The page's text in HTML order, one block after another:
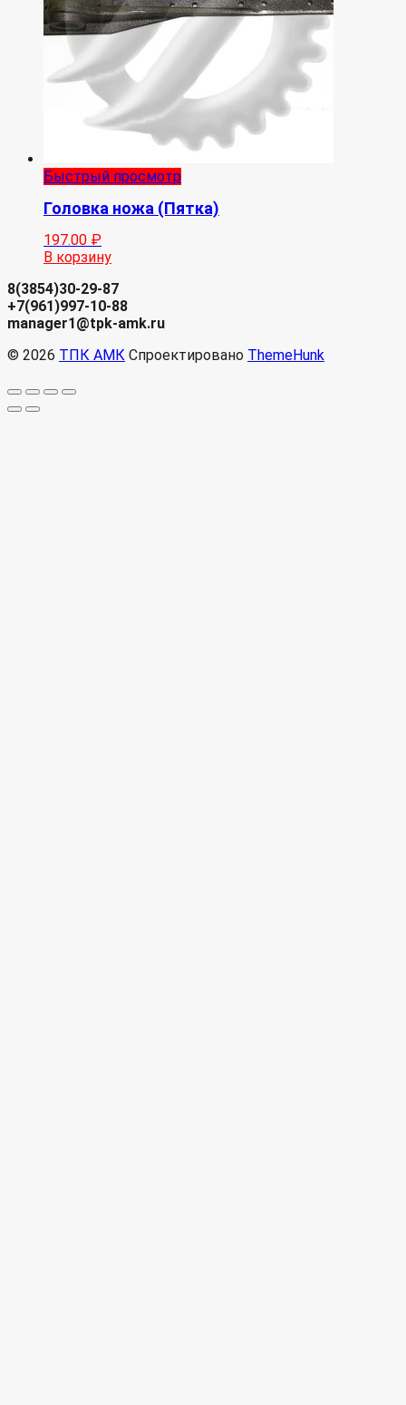
Быстрый просмотр
Головка ножа (Пятка)
197.00 ₽
В корзину
8(3854)30-29-87
+7(961)997-10-88
manager1@tpk-amk.ru
© 2026 ТПК АМК Спроектировано ThemeHunk